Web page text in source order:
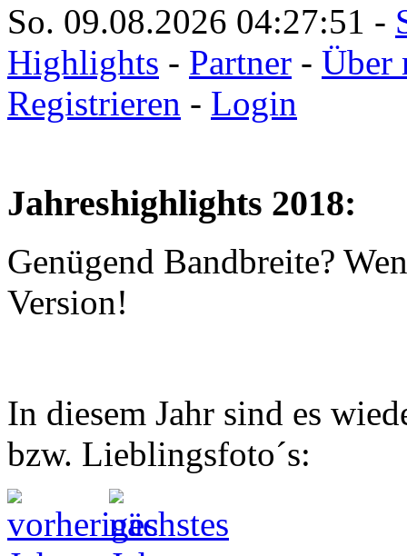
So. 09.08.2026 04:27:53 -
Highlights - Partner - Über
Registrieren - Login
Jahreshighlights 2018:
Genügend Bandbreite?
Version!
In diesem Jahr sind es
bzw. Lieblingsfoto´s: